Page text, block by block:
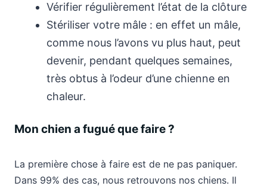
Vérifier régulièrement l’état de la clôture
Stériliser votre mâle : en effet un mâle,
comme nous l’avons vu plus haut, peut
devenir, pendant quelques semaines,
très obtus à l’odeur d’une chienne en
chaleur.
Mon chien a fugué que faire ?
La première chose à faire est de ne pas paniquer.
Dans 99% des cas, nous retrouvons nos chiens. Il